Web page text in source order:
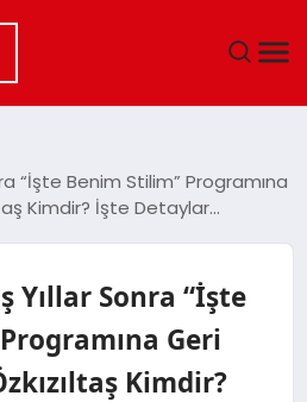
“İşte Benim Stilim” Programına
Kimdir? İşte Detaylar…
Yıllar Sonra “İşte
Geri
Kimdir?